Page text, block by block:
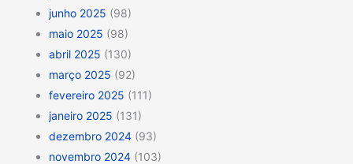
junho 2025 (98)
maio 2025 (98)
abril 2025 (130)
março 2025 (92)
fevereiro 2025 (111)
janeiro 2025 (131)
dezembro 2024 (93)
novembro 2024 (103)